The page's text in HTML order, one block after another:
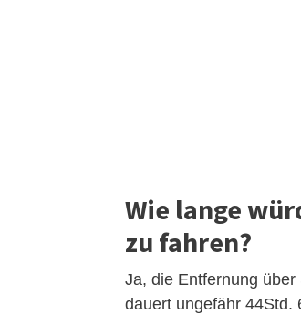
Wie lange
zu fahren?
Ja, die Entfernung
dauert ungefähr 44Std.